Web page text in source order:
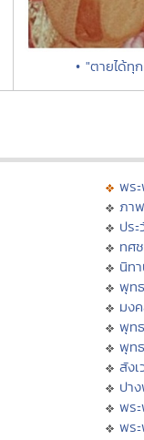
• "ตายได้ทุ
พร
ภา
ปร
ทศ
นิท
พุท
มง
พุท
พุท
สัง
ปา
พร
พร